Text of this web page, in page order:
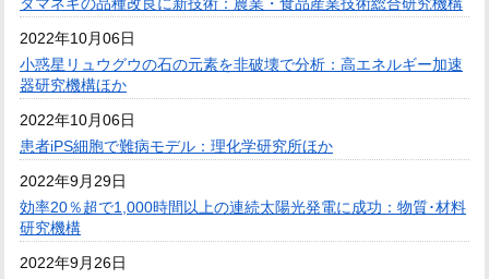
タマネギの品種改良に新技術：農業・食品産業技術総合研究機構
2022年10月06日
小惑星リュウグウの石の元素を非破壊で分析：高エネルギー加速
器研究機構ほか
2022年10月06日
患者iPS細胞で難病モデル：理化学研究所ほか
2022年9月29日
効率20％超で1,000時間以上の連続太陽光発電に成功：物質･材料
研究機構
2022年9月26日